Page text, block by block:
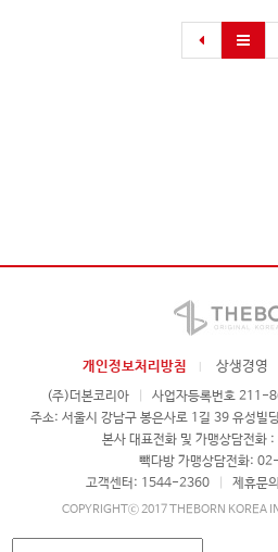
개인정보처리방침 상생경영
(주)더본코리아 사업자등록번호 211-
주소: 서울시 강남구 봉은사로 1길 39 유성빌
본사 대표전화 및 가맹상담전
빽다방 가맹상담전화:
고객센터: 1544-2360
제휴문
COPYRIGHTⓒ 2017 THEBORN KOREA